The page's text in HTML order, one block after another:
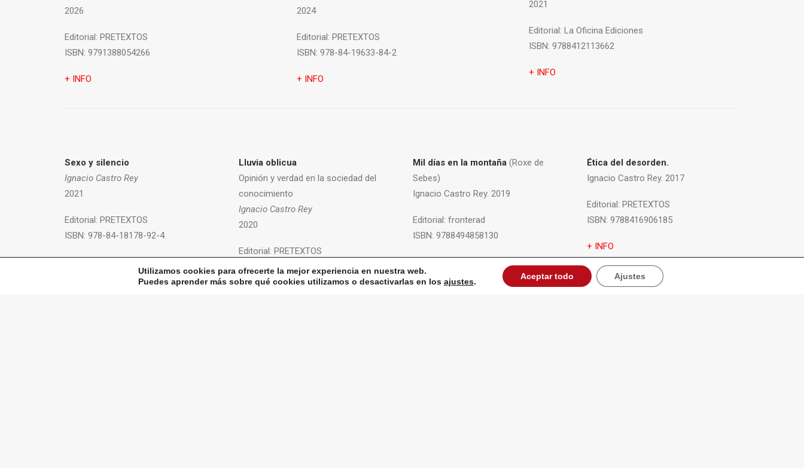
2026
Editorial: PRETEXTOS
ISBN: 9791388054266
+ INFO
2024
Editorial: PRETEXTOS
ISBN: 978-84-19633-84-2
+ INFO
2021
Editorial: La Oficina Ediciones
ISBN: 9788412113662
+ INFO
Sexo y silencio
Ignacio Castro Rey
2021
Editorial: PRETEXTOS
ISBN: 978-84-18178-92-4
Lluvia oblicua
Opinión y verdad en la sociedad del
conocimiento
Ignacio Castro Rey
2020
Editorial: PRETEXTOS
ISBN:
978-84-17830-90-8
Mil días en la montaña (Roxe de
Sebes)
Ignacio Castro Rey. 2019
Editorial: fronterad
ISBN: 9788494858130
Ética del desorden.
Ignacio Castro Rey. 2017
Editorial: PRETEXTOS
ISBN: 9788416906185
+ INFO
Utilizamos cookies para ofrecerte la mejor experiencia en nuestra web.
Puedes aprender más sobre qué cookies utilizamos o desactivarlas en los ajustes.
Aceptar todo Ajustes